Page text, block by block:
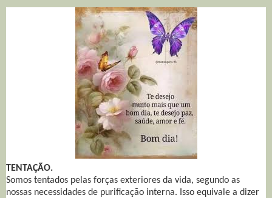
TENTAÇÃO.
Somos tentados pelas forças exteriores da vida, segundo as
nossas necessidades de purificação interna. Isso equivale a dizer